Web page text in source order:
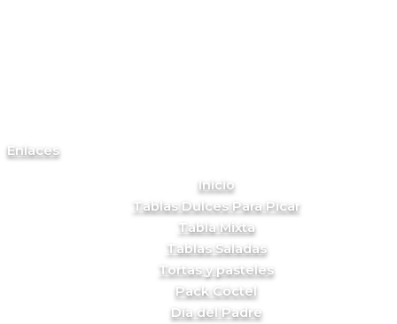
Enlaces
Inicio
Tablas Dulces Para Picar
Tabla Mixta
Tablas Saladas
Tortas y pasteles
Pack Cóctel
Día del Padre